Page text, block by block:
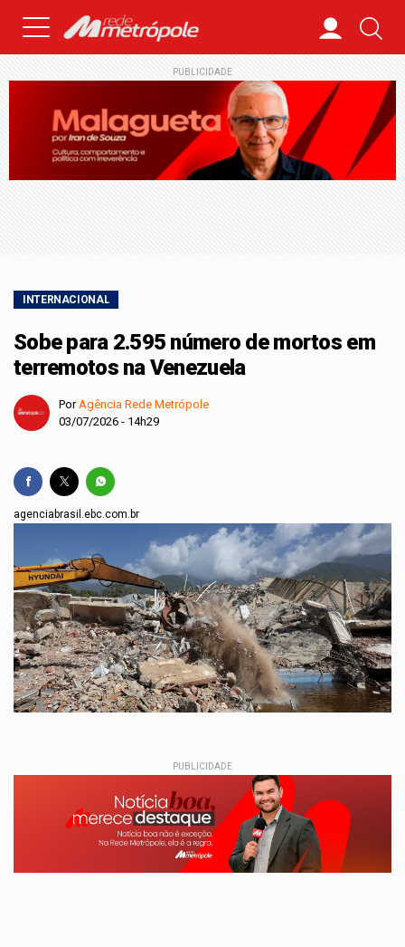
PUBLICIDADE
INTERNACIONAL
Sobe para 2.595 número de mortos em
terremotos na Venezuela
PorAgência Rede Metrópole
03/07/2026 - 14h29
agenciabrasil.ebc.com.br
PUBLICIDADE